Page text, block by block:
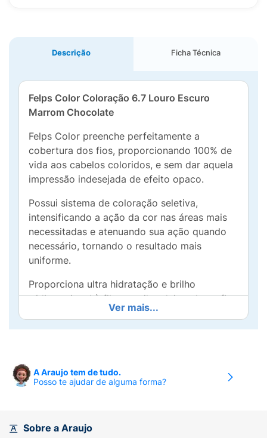
Descrição Ficha Técnica
Felps Color Coloração 6.7 Louro Escuro
Marrom Chocolate
Felps Color preenche perfeitamente a
cobertura dos fios, proporcionando 100% de
vida aos cabelos coloridos, e sem dar aquela
impressão indesejada de efeito opaco.
Possui sistema de coloração seletiva,
intensificando a ação da cor nas áreas mais
necessitadas e atenuando sua ação quando
necessário, tornando o resultado mais
uniforme.
Proporciona ultra hidratação e brilho
tridimensional à fibra capilar, deixando os fios
mais luminosos e naturais.
de agentes emolientes, como óleos
essenciais, proporcionando hidratação dos
BIOMIMETIC, que promove o selamento das
Ver mais...
A Araujo tem de tudo.
Posso te ajudar de alguma forma?
Sobre a Araujo